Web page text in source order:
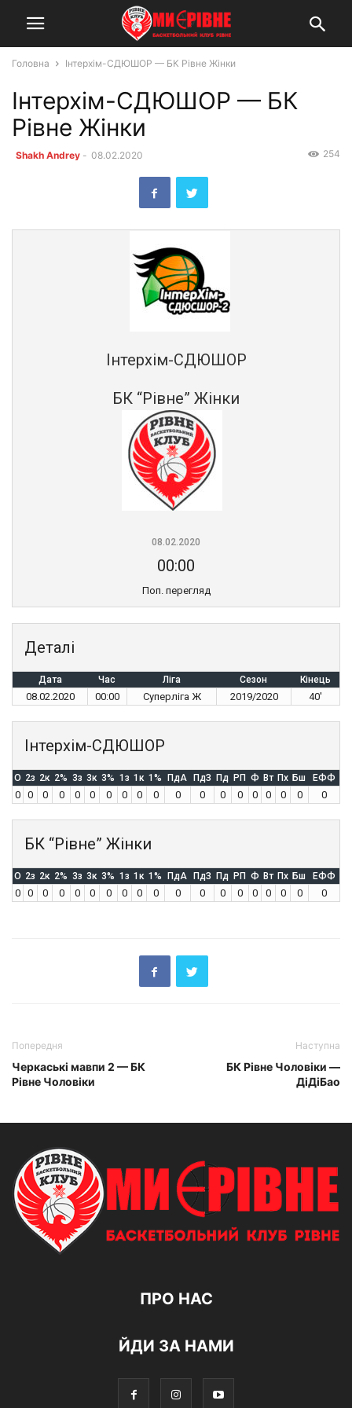
Головна Інтерхім-СДЮШОР — БК Рівне Жінки
Інтерхім-СДЮШОР — БК
Рівне Жінки
Shakh Andrey - 08.02.2020 254
Інтерхім-СДЮШОР
БК “Рівне” Жінки
08.02.2020
00:00
Поп. перегляд
Деталі
Дата Час Ліга Сезон Кінець
08.02.2020 00:00 Суперліга Ж 2019/2020 40'
Інтерхім-СДЮШОР
O 2з 2к 2% 3з 3к 3% 1з 1к 1% ПдА ПдЗ Пд РП Ф Вт Пх Бш ЕФФ
0 0 0 0 0 0 0 0 0 0 0 0 0 0 0 0 0 0 0
БК “Рівне” Жінки
O 2з 2к 2% 3з 3к 3% 1з 1к 1% ПдА ПдЗ Пд РП Ф Вт Пх Бш ЕФФ
0 0 0 0 0 0 0 0 0 0 0 0 0 0 0 0 0 0 0
Попередня
Черкаські мавпи 2 — БК
Рівне Чоловіки
Наступна
БК Рівне Чоловіки —
ДіДіБао
ПРО НАС
ЙДИ ЗА НАМИ